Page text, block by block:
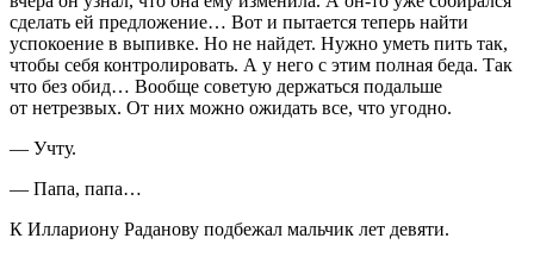
сделать ей предложение… Вот и пытается теперь найти
успокоение в выпивке. Но не найдет. Нужно уметь пить так,
чтобы себя контролировать. А у него с этим полная беда. Так
что без обид… Вообще советую держаться подальше
от нетрезвых. От них можно ожидать все, что угодно.
— Учту.
— Папа, папа…
К Иллариону Раданову подбежал мальчик лет девяти.